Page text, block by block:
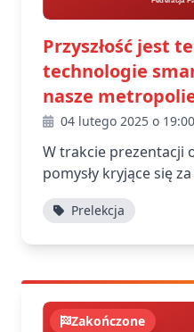
Przyszłość jest
technologie
nasze
04 lutego 2025 o 19:00
W trakcie prezentacji
pomysły kryjące się
Prelekcja
Zakończone